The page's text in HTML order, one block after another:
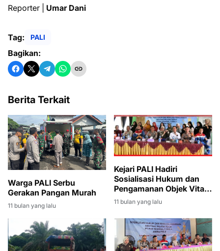
Reporter | Umar Dani
Tag: PALI
Bagikan:
Berita Terkait
Warga PALI Serbu
Gerakan Pangan Murah
11 bulan yang lalu
Kejari PALI Hadiri
Sosialisasi Hukum dan
Pengamanan Objek Vital
Nasional di Desa
Pengabuan
11 bulan yang lalu